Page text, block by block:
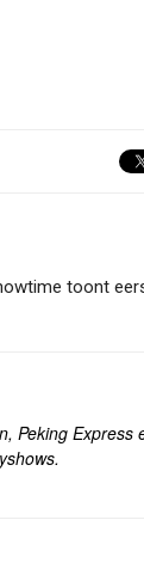
toont
Peking Express